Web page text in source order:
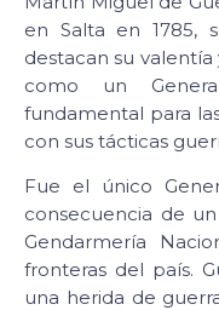
en Salta en 1785,
destacan su valentía
como un
fundamental para
con sus tácticas
Fue el único
consecuencia de
Gendarmería
fronteras del país.
una herida de